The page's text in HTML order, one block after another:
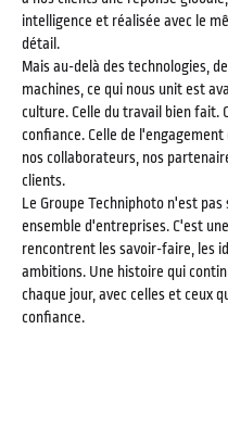
intelligence et réalisée avec le
détail.
Mais au-delà des technologies,
machines, ce qui nous unit est
culture. Celle du travail bien fait.
confiance. Celle de
nos collaborateurs, nos
clients.
Le Groupe Techniphoto n'est
ensemble d'entreprises. C'est
rencontrent les savoir-faire, les
ambitions. Une histoire qui
chaque jour, avec celles et ceux
confiance.